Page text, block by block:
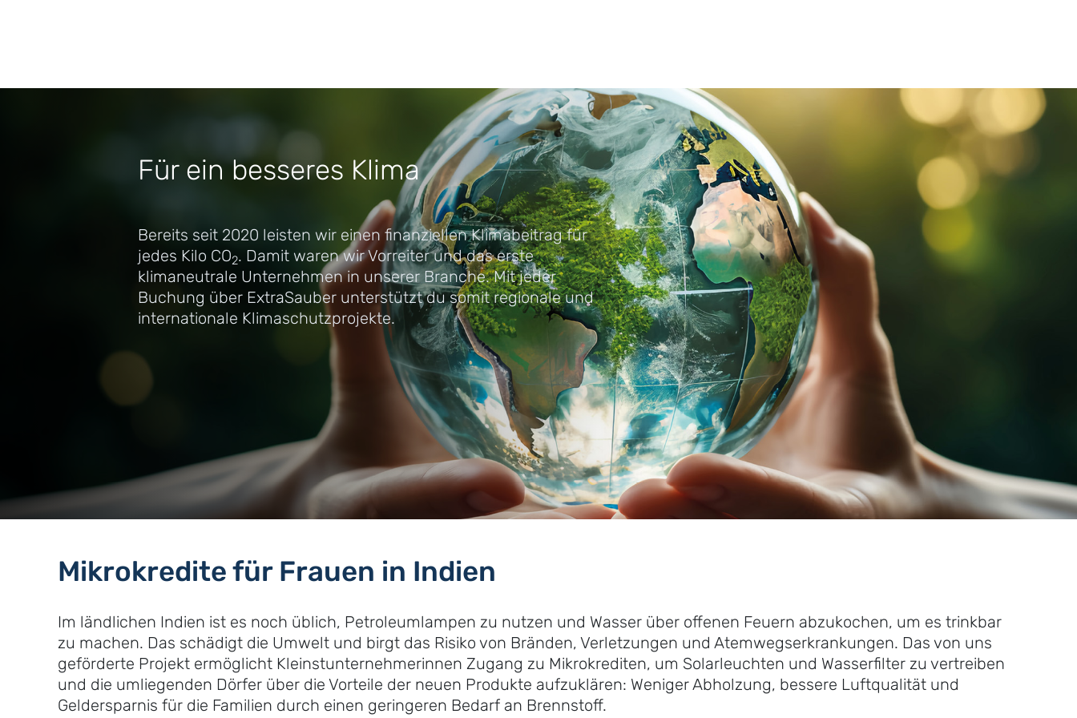
Für ein besseres Klima
Bereits seit 2020 leisten wir einen finanziellen Klimabeitrag für
jedes Kilo CO2. Damit waren wir Vorreiter und das erste
klimaneutrale Unternehmen in unserer Branche. Mit jeder
Buchung über ExtraSauber unterstützt du somit regionale und
internationale Klimaschutzprojekte.
Mikrokredite für Frauen in Indien
Im ländlichen Indien ist es noch üblich, Petroleumlampen zu nutzen und Wasser über offenen Feuern abzukochen, um es trinkbar
zu machen. Das schädigt die Umwelt und birgt das Risiko von Bränden, Verletzungen und Atemwegserkrankungen. Das von uns
geförderte Projekt ermöglicht Kleinstunternehmerinnen Zugang zu Mikrokrediten, um Solarleuchten und Wasserfilter zu vertreiben
und die umliegenden Dörfer über die Vorteile der neuen Produkte aufzuklären: Weniger Abholzung, bessere Luftqualität und
Geldersparnis für die Familien durch einen geringeren Bedarf an Brennstoff.